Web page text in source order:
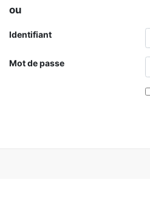
ou
Identifiant
Mot de passe